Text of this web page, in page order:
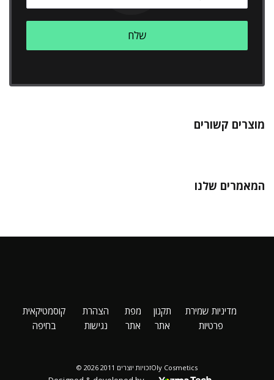
מוצרים קשורים
המאמרים שלנו
Oly Cosmeticsזכויות יוצרים 2011 2026 ©
מדיניות שמירת
פרטיות
תקנון
אתר
מפת
אתר
הצהרת
נגישות
קוסמטיקאית
בחיפה